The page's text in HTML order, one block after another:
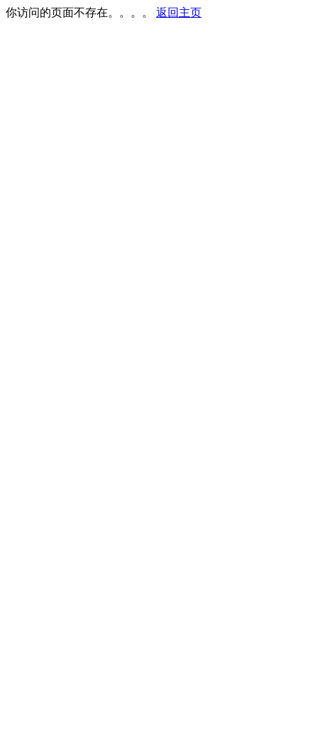
你访问的页面不存在。。。。 返回主页